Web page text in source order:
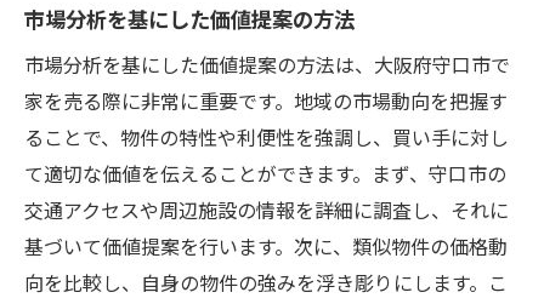
市場分析を基にした価値提案の方法
市場分析を基にした価値提案の方法は、大阪府守口市で
家を売る際に非常に重要です。地域の市場動向を把握す
ることで、物件の特性や利便性を強調し、買い手に対し
て適切な価値を伝えることができます。まず、守口市の
交通アクセスや周辺施設の情報を詳細に調査し、それに
基づいて価値提案を行います。次に、類似物件の価格動
向を比較し、自身の物件の強みを浮き彫りにします。こ